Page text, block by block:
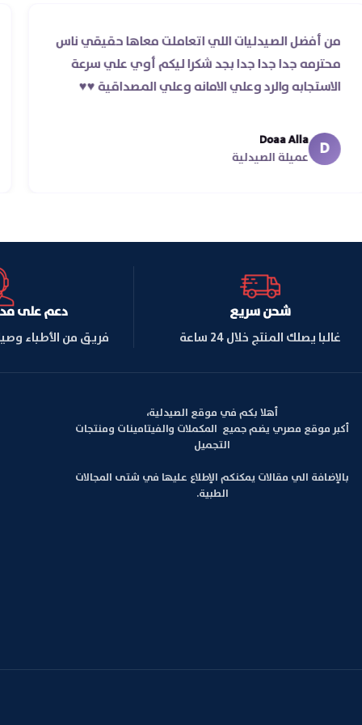
من أفضل الصيدليات اللي اتعاملت معاها حقيقي ناس
محترمه جدا جدا جدا بجد شكرا ليكم أوي علي سرعة
الاستجابه والرد وعلي الامانه وعلي المصداقية ♥️♥️‏
D
عميلة الصيدلية
شحن سريع
غالبا يصلك المنتج خلال 24 ساعة
دعم على مدار
فريق من الأطباء
أهلا بكم في موقع الصيدلية،
أكبر موقع مصري يضم جميع المكملات والفيتامينات ومنتجات
التجميل
بالإضافة الي مقالات يمكنكم الإطلاع عليها في شتى المجالات
الطبية.